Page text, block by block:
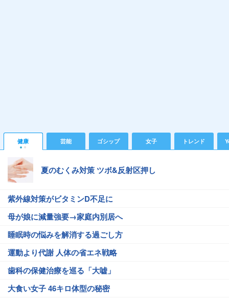
健康 芸能 ゴシップ 女子 トレンド
夏のむくみ対策 ツボ&反射区押し
紫外線対策がビタミンD不足に
母が娘に減量強要→家庭内別居へ
睡眠時の悩みを解消する過ごし方
運動より代謝 人体の省エネ戦略
歯科の保健治療を巡る「大嘘」
大食い女子 46キロ体型の秘密